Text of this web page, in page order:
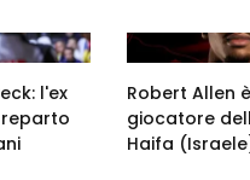
l'ex
Robert Allen
giocatore
Haifa